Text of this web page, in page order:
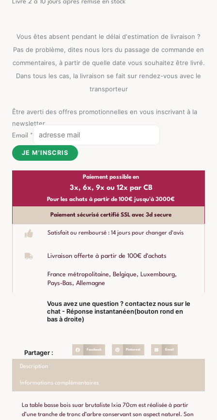
Livré 2 à 10 jours après remise en stock
Vous êtes absent pendant le délai d'estimation de livraison ?
Pas de problème, dites nous lors du passage de commande en
commentaires, à partir de quelle date vous souhaitez être livré.
Dans tous les cas, la livraison se fait sur rendez-vous avec le
transporteur
Être averti des offres promotionnelles en vous inscrivant à la
newsletter
Email *
JE M'INSCRIS
Paiement possible en
3x, 6x, 9x ou 12x par CB
Pour les achats à partir de 100€ jusqu'à 3000€
Paiement sécurisé certifié SSL avec 3d secure
Satisfait ou remboursé : 14 jours pour changer d'avis
Livraison offerte à partir de 100€ d'achats
France métropolitaine, Belgique, Luxembourg,
Pays-Bas, Allemagne
Vous avez une question ? contactez nous sur le
chat - Réponse instantanéen(bouton rond en
bas à droite)
Partager : Facebook Pinterest Email
Description
Informations complémentaires
La table basse bois suar brutaliste Ixia 70cm est réalisée à partir
d’une tranche de tronc d’arbre conservant son aspect naturel. Son